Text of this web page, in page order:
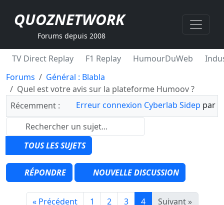
QUOZNETWORK
Forums depuis 2008
TV Direct Replay F1 Replay HumourDuWeb
Forums
Général : Blabla
Quel est votre avis sur la plateforme Humoov ?
Récemment :
Erreur connexion Cyberlab Sidep par
TOUS LES SUJETS
RÉPONDRE NOUVELLE DISCUSSION
« Précédent 1 2 3 4 Suivant »